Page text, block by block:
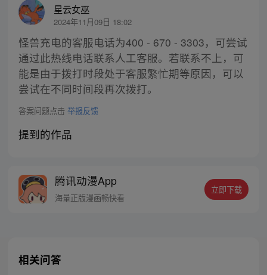
星云女巫
2024年11月09日 18:02
怪兽充电的客服电话为400 - 670 - 3303，可尝试
通过此热线电话联系人工客服。若联系不上，可
能是由于拨打时段处于客服繁忙期等原因，可以
尝试在不同时间段再次拨打。
答案问题点击 举报反馈
提到的作品
腾讯动漫App
海量正版漫画畅快看
立即下载
相关问答